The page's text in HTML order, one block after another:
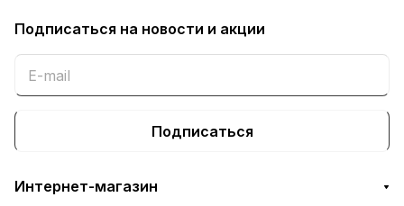
Подписаться на новости и акции
Подписаться
Интернет-магазин